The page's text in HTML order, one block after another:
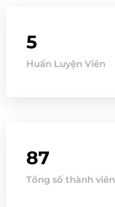
5
Huấn Luyện Viên
87
Tổng số thành viên